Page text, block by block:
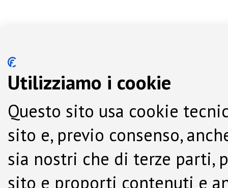
Utilizziamo i cookie
Questo sito usa cookie
sito e, previo consenso,
sia nostri che di terze parti,
sito e proporti contenuti e